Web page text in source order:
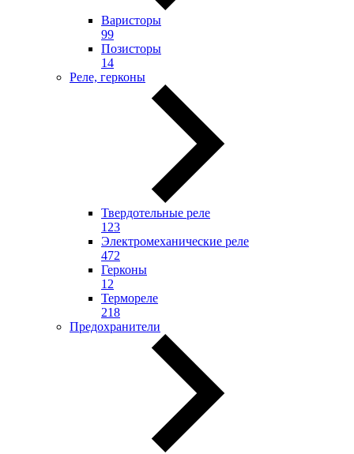
Варисторы
99
Позисторы
14
Реле, герконы
Твердотельные реле
123
Электромеханические реле
472
Герконы
12
Термореле
218
Предохранители